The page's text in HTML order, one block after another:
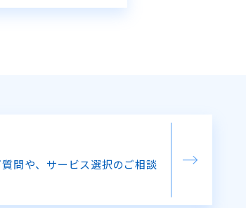
問や、サービス選択のご相談